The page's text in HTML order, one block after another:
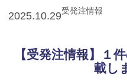
2025.10.29受発注情報
【受発注情報】１
載し